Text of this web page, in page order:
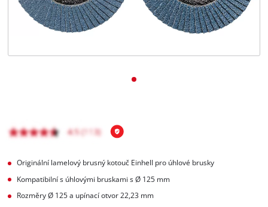
Deutsch
Originální lamelový brusný kotouč Einhell pro úhlové brusky
Kompatibilní s úhlovými bruskami s Ø 125 mm
Rozměry Ø 125 a upínací otvor 22,23 mm